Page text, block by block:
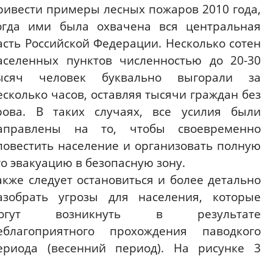
примеры лесных пожаров 2010 года,
ими была охвачена вся центральная
Российской Федерации. Несколько сотен
пунктов численностью до 20-30
человек буквально выгорали за
часов, оставляя тысячи граждан без
В таких случаях, все усилия были
на то, чтобы своевременно
население и организовать полную
эвакуацию в безопасную зону.
следует остановиться и более детально
угрозы для населения, которые
возникнуть в результате
прохождения паводкого
(весенний период). На рисунке 3